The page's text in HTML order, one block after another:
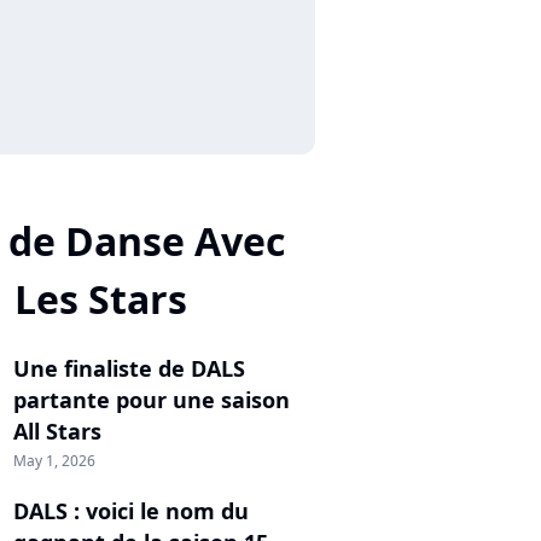
Danse Avec
Les Stars
Une finaliste de DALS
partante pour une saison
All Stars
May 1, 2026
DALS : voici le nom du